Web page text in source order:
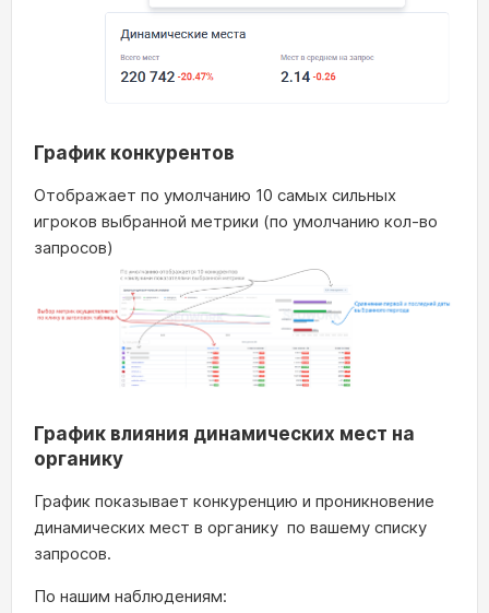
График конкурентов
Отображает по умолчанию 10 самых сильных
игроков выбранной метрики (по умолчанию кол-во
запросов)
График влияния динамических мест на
органику
График показывает конкуренцию и проникновение
динамических мест в органику по вашему списку
запросов.
По нашим наблюдениям: